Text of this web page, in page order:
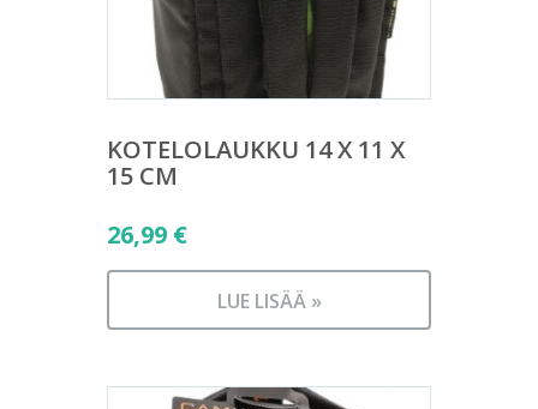
KOTELOLAUKKU 14 X 11 X
15 CM
26,99 €
LUE LISÄÄ »